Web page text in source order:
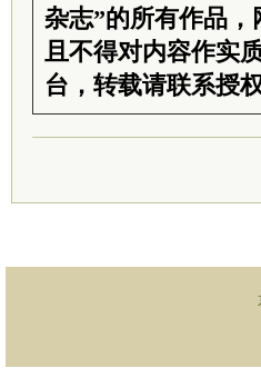
杂志”的所有作品
且不得对内容作实
台，转载请联系授